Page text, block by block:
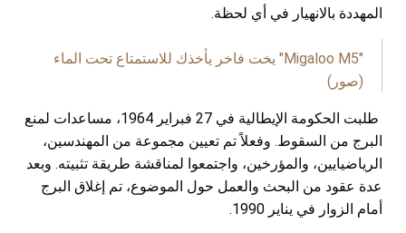
المهددة بالانهيار في أي لحظة.
"Migaloo M5" يخت فاخر يأخذك للاستمتاع تحت الماء
(صور)
طلبت الحكومة الإيطالية في 27 فبراير 1964، مساعدات لمنع
البرج من السقوط. وفعلاً تم تعيين مجموعة من المهندسين،
الرياضيايين، والمؤرخين، واجتمعوا لمناقشة طريقة تثبيته. وبعد
عدة عقود من البحث والعمل حول الموضوع، تم إغلاق البرج
أمام الزوار في يناير 1990
.